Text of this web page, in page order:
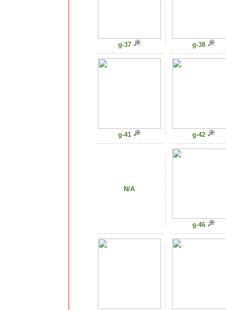
g-37 g-38
g-41 g-42
N/A
g-46